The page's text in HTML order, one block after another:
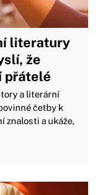
literatury
že
přátelé
a literární
četby k
znalosti a ukáže,